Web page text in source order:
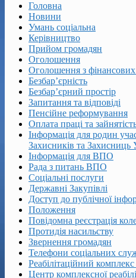
Головна
Новини
Умань соціальна
Керівництво
Прийом громадян
Оголошення
Оголошення з
Безбар’єрність
Безбар’єрний простір
Запитання та відповіді
Пенсійне реформування
Оплата праці та
Інформація для родин
Захисників та Захисниць
Інформація для ВПО
Рада з питань ВПО
Соціальні послуги
Державні Закупівлі
Доступ до публічної
Положення
Повідомна реєстрація
Протидія насильству
Звернення громадян
Телефони соціальних
Реабілітаційний
Центр комплексної